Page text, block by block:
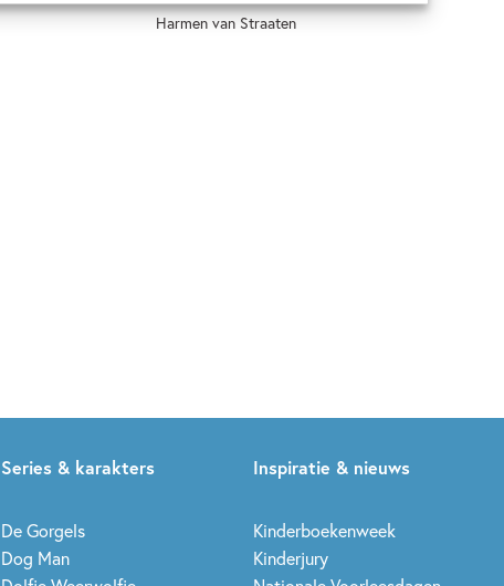
Harmen van Straaten
Series & karakters
De Gorgels
Dog Man
Inspiratie & nieuws
Kinderboekenweek
Kinderjury